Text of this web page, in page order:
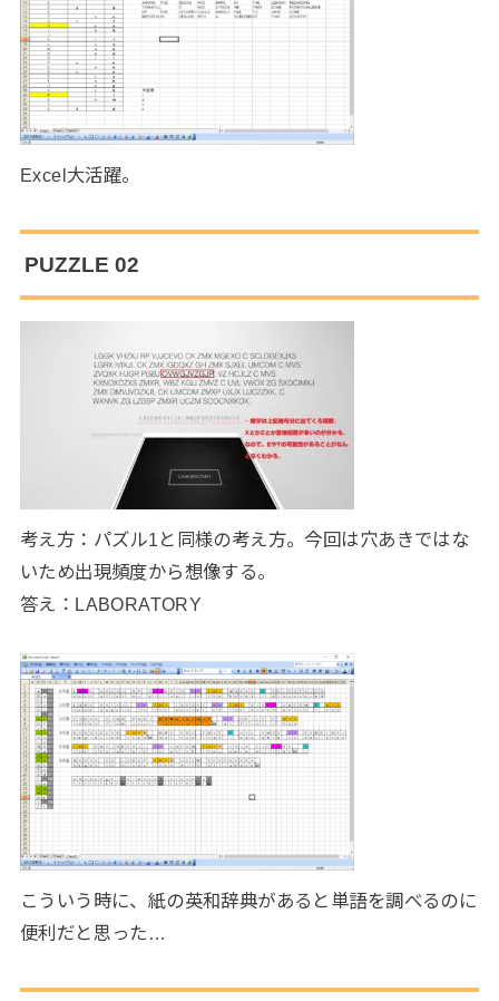
Excel大活躍。
PUZZLE 02
考え方：パズル1と同様の考え方。今回は穴あきではな
いため出現頻度から想像する。
答え：LABORATORY
こういう時に、紙の英和辞典があると単語を調べるのに
便利だと思った…